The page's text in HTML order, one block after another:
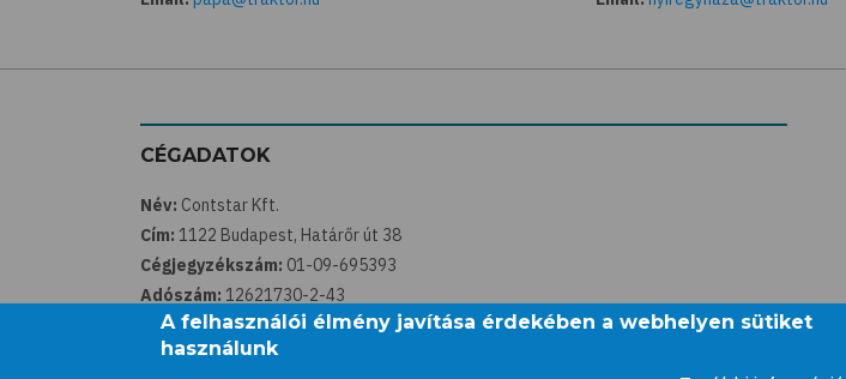
CÉGADATOK
Név: Contstar Kft.
Cím: 1122 Budapest, Határőr út 38
Cégjegyzékszám: 01-09-695393
Adószám: 12621730-2-43
Központi email: info@traktor.hu
A felhasználói élmény javítása érdekében a webhelyen sütiket
használunk